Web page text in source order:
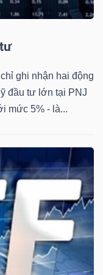
ghi nhận hai động
đầu tư lớn tại PNJ
mức 5% - là...